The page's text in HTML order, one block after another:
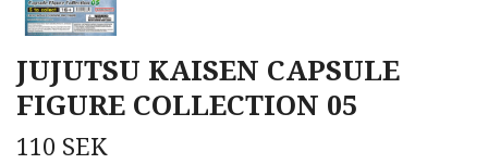
JUJUTSU KAISEN CAPSULE
FIGURE COLLECTION 05
110 SEK